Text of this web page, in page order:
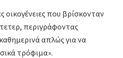
οικογένειες που βρίσκονταν
περιγράφοντας
απλώς για να
τρόφιμα».